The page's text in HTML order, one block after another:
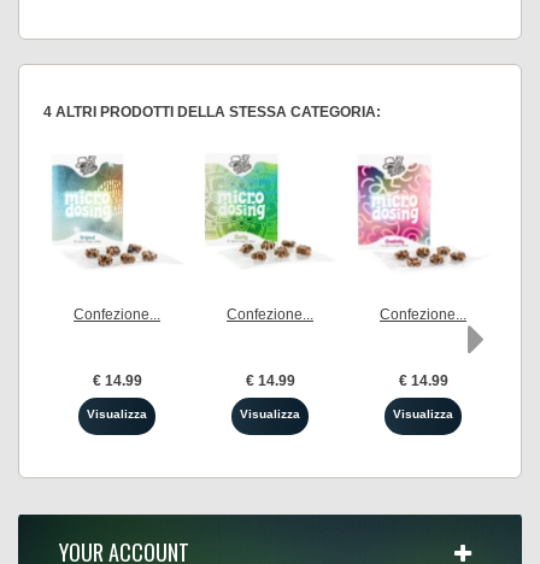
4 ALTRI PRODOTTI DELLA STESSA CATEGORIA:
Confezione...
€ 14.99
Visualizza
Confezione...
€ 14.99
Visualizza
Confezione...
€ 14.99
Visualizza
YOUR ACCOUNT